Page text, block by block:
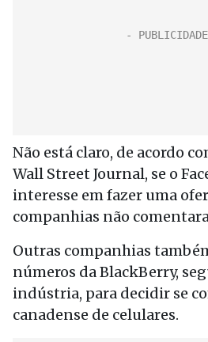
Não está claro, de acordo
Wall Street Journal, se o
interesse em fazer uma
companhias não
Outras companhias
números da BlackBerry,
indústria, para decidir se
canadense de celulares.